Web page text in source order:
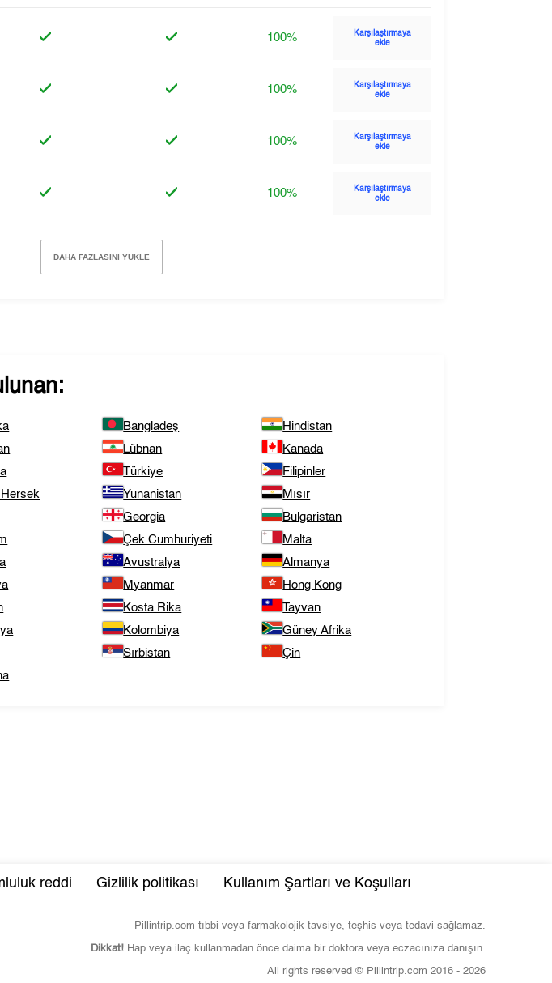
100%
Karşılaştırmaya
ekle
100%
Karşılaştırmaya
ekle
100%
Karşılaştırmaya
ekle
100%
Karşılaştırmaya
ekle
DAHA FAZLASINI YÜKLE
Bangladeş
Hindistan
Lübnan
Kanada
Türkiye
Filipinler
Yunanistan
Mısır
Georgia
Bulgaristan
Çek Cumhuriyeti
Malta
Avustralya
Almanya
Myanmar
Hong Kong
Kosta Rika
Tayvan
Kolombiya
Güney Afrika
Sırbistan
Çin
reddi Gizlilik politikası Kullanım Şartları ve Koşulları
Pillintrip.com tıbbi veya farmakolojik tavsiye, teşhis veya tedavi sağlamaz.
Dikkat! Hap veya ilaç kullanmadan önce daima bir doktora veya eczacınıza danışın.
All rights reserved © Pillintrip.com 2016 - 2026